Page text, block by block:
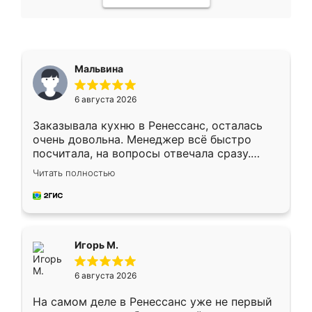
Мальвина
6 августа 2026
Заказывала кухню в Ренессанс, осталась
очень довольна. Менеджер всё быстро
посчитала, на вопросы отвечала сразу.
Замерщик приехал в субботу, подошёл к
делу со всей ответственностью. Собрали
за день, ребята работали аккуратно, даже
Читать полностью
Игорь М.
6 августа 2026
На самом деле в Ренессанс уже не первый